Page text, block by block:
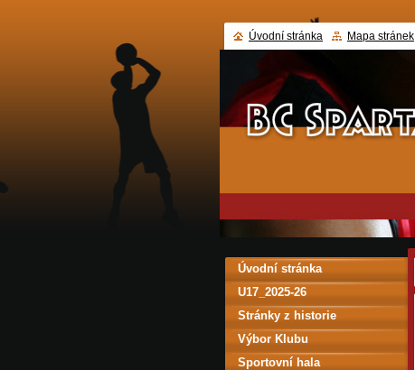
Úvodní stránka
U17_2025-26
Stránky z historie
Výbor Klubu
Sportovní hala
Úvodní stránka Mapa stránek